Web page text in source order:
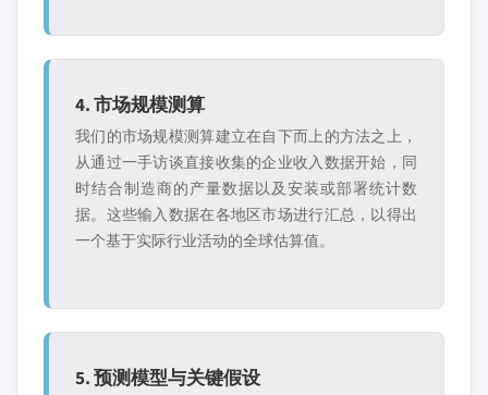
4. 市场规模测算
我们的市场规模测算建立在自下而上的方法之上，
从通过一手访谈直接收集的企业收入数据开始，同
时结合制造商的产量数据以及安装或部署统计数
据。这些输入数据在各地区市场进行汇总，以得出
一个基于实际行业活动的全球估算值。
5. 预测模型与关键假设